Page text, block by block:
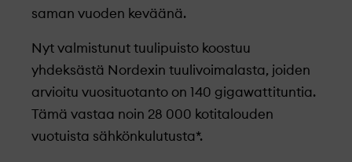
saman vuoden keväänä.
Nyt valmistunut tuulipuisto koostuu
yhdeksästä Nordexin tuulivoimalasta, joiden
arvioitu vuosituotanto on 140 gigawattituntia.
Tämä vastaa noin 28 000 kotitalouden
vuotuista sähkönkulutusta*.